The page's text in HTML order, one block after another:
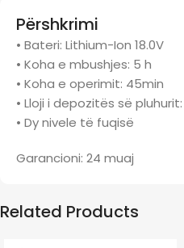
Përshkrimi
• Bateri: Lithium-Ion 18.0V
• Koha e mbushjes: 5 h
• Koha e operimit: 45min
• Lloji i depozitës së
• Dy nivele të fuqisë
Garancioni: 24 muaj
Related Products